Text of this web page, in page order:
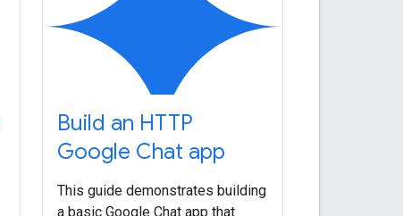
Build an HTTP
Google Chat app
This guide demonstrates building
a basic Google Chat app that